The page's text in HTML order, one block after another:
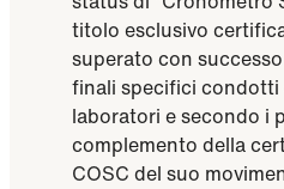
titolo esclusivo
superato con
finali specifici condotti
laboratori e secondo i
complemento della
COSC del suo